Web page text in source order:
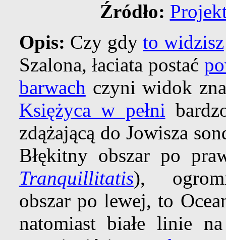
Źródło:
Opis: Czy gdyto widzisz
Szalona, łaciata postać
barwach czyni widok
Księżyca w pełni
zdążającą do Jowisza
Błękitny obszar po
Tranquillitatis),
obszar po lewej, to
natomiast białe linie